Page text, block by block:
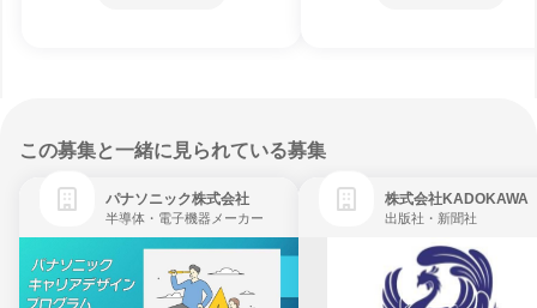
この募集と一緒に見られている募集
パナソニック株式会社
半導体・電子機器メーカー
株式会社KADOKAWA
出版社・新聞社